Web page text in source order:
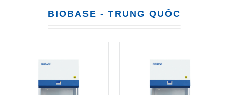
BIOBASE - TRUNG QUỐC